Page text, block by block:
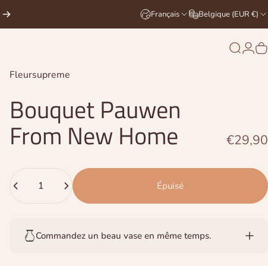
Français Belgique (EUR €)
Distributeur:
Fleursupreme
Bouquet Pauwen
From New Home €29,90
Épuisé
Commandez un beau vase en même temps.